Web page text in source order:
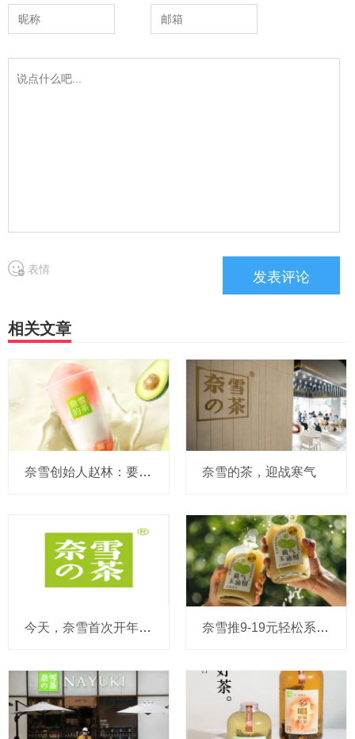
表情
相关文章
奈雪创始人赵林：要与山姆共创瓶装饮料，美国将迎来4店同开，很大信心明年扭亏 奈雪的茶，迎战寒气
今天，奈雪首次开年度业绩会！茶饮降价、疫情和利润成热点 奈雪推9-19元轻松系列 多款产品价格下调